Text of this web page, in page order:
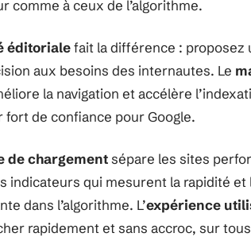
comme à ceux de l’algorithme.
éditorialefait la différence : proposez
aux besoins des internautes. Le
la navigation et accélère
fort de confiance pour Google.
de chargementsépare les sites
indicateurs qui mesurent la rapidité
dans l’algorithme. L’expérience
rapidement et sans accroc, sur